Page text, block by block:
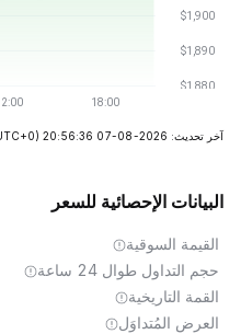
آخر تحديث: 2026-08-07 20:56:36 (UTC+0)
البيانات الإحصائية للسعر
القيمة السوقية
حجم التداول طوال 24 ساعة
القمة التاريخية
العرض المُتداوَل